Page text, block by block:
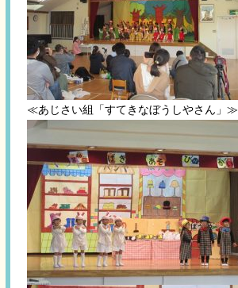
≪あじさい組「すてきなぼうしやさん」≫